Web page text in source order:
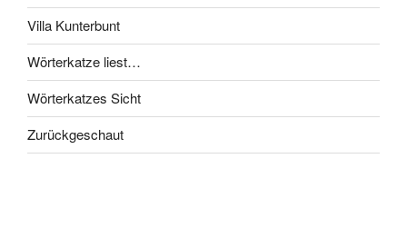
Villa Kunterbunt
Wörterkatze liest…
Wörterkatzes Sicht
Zurückgeschaut